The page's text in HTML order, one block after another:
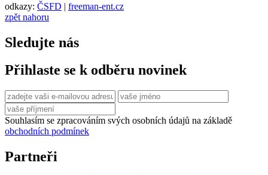
odkazy: ČSFD | freeman-ent.cz
zpět nahoru
Sledujte nás
Přihlaste se k odběru novinek
Souhlasím se zpracováním svých osobních údajů na základě
obchodních podmínek
Partneři